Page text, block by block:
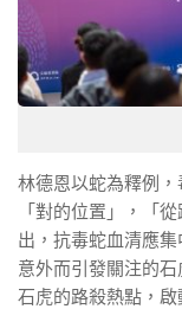
林德恩以蛇為釋例
「對的位置」，「
出，抗毒蛇血清應
意外而引發關注的
石虎的路殺熱點，